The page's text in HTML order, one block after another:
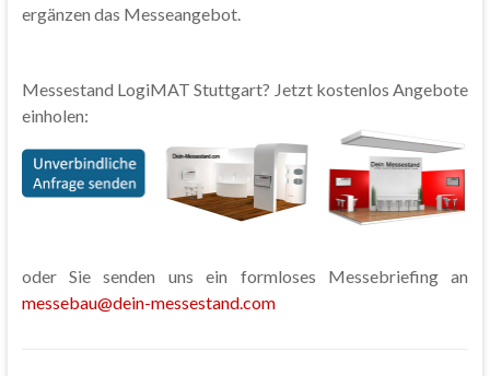
ergänzen das Messeangebot.
Messestand LogiMAT Stuttgart? Jetzt kostenlos Angebote
einholen:
oder Sie senden uns ein formloses Messebriefing an
messebau@dein-messestand.com